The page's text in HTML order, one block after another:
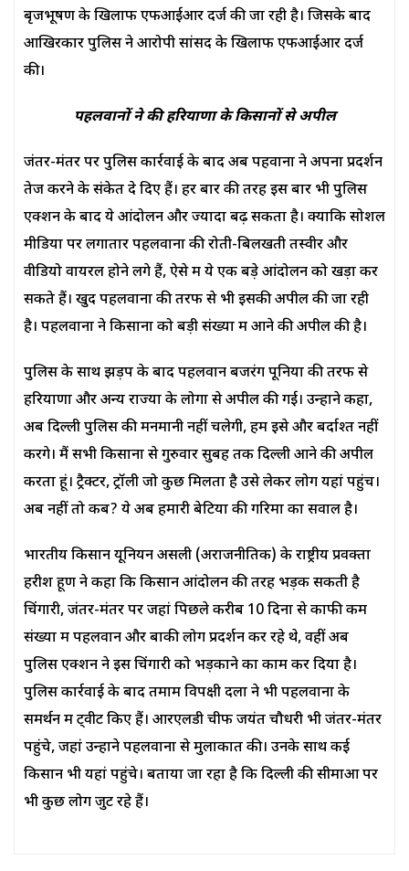
बृजभूषण के खिलाफ एफआईआर दर्ज की जा रही है। जिसके बाद
आखिरकार पुलिस ने आरोपी सांसद के खिलाफ एफआईआर दर्ज
की।
पहलवानों ने की हरियाणा के किसानों से अपील
जंतर-मंतर पर पुलिस कार्रवाई के बाद अब पहवानों ने अपना प्रदर्शन
तेज करने के संकेत दे दिए हैं। हर बार की तरह इस बार भी पुलिस
एक्शन के बाद ये आंदोलन और ज्यादा बढ़ सकता है। क्योंकि सोशल
मीडिया पर लगातार पहलवानों की रोती-बिलखती तस्वीरें और
वीडियो वायरल होने लगे हैं, ऐसे में ये एक बड़े आंदोलन को खड़ा कर
सकते हैं। खुद पहलवानों की तरफ से भी इसकी अपील की जा रही
है। पहलवानों ने किसानों को बड़ी संख्या में आने की अपील की है।
पुलिस के साथ झड़प के बाद पहलवान बजरंग पूनिया की तरफ से
हरियाणा और अन्य राज्यों के लोगों से अपील की गई। उन्होंने कहा,
अब दिल्ली पुलिस की मनमानी नहीं चलेगी, हम इसे और बर्दाश्त नहीं
करेंगे। मैं सभी किसानों से गुरुवार सुबह तक दिल्ली आने की अपील
करता हूं। ट्रैक्टर, ट्रॉली जो कुछ मिलता है उसे लेकर लोग यहां पहुंचें।
अब नहीं तो कब? ये अब हमारी बेटियों की गरिमा का सवाल है।
भारतीय किसान यूनियन असली (अराजनीतिक) के राष्ट्रीय प्रवक्ता
हरीश हूण ने कहा कि किसान आंदोलन की तरह भड़क सकती है
चिंगारी, जंतर-मंतर पर जहां पिछले करीब 10 दिनों से काफी कम
संख्या में पहलवान और बाकी लोग प्रदर्शन कर रहे थे, वहीं अब
पुलिस एक्शन ने इस चिंगारी को भड़काने का काम कर दिया है।
पुलिस कार्रवाई के बाद तमाम विपक्षी दलों ने भी पहलवानों के
समर्थन में ट्वीट किए हैं। आरएलडी चीफ जयंत चौधरी भी जंतर-मंतर
पहुंचे, जहां उन्होंने पहलवानों से मुलाकात की। उनके साथ कई
किसान भी यहां पहुंचे। बताया जा रहा है कि दिल्ली की सीमाओं पर
भी कुछ लोग जुट रहे हैं।